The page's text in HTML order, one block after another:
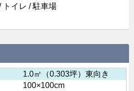
トイレ / 駐車場
1.0㎡（0.303坪）東向き
100×100cm